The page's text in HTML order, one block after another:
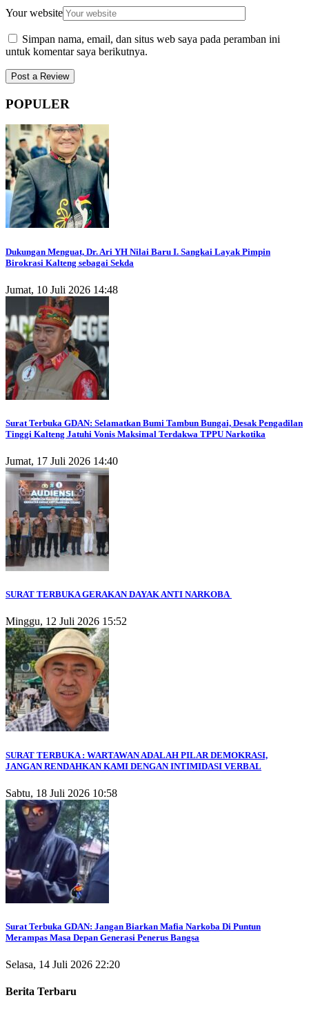
Your website
Simpan nama, email, dan situs web saya pada peramban ini
untuk komentar saya berikutnya.
POPULER
Dukungan Menguat, Dr. Ari YH Nilai Baru I. Sangkai Layak Pimpin
Birokrasi Kalteng sebagai Sekda
Jumat, 10 Juli 2026 14:48
Surat Terbuka GDAN: Selamatkan Bumi Tambun Bungai, Desak Pengadilan
Tinggi Kalteng Jatuhi Vonis Maksimal Terdakwa TPPU Narkotika
Jumat, 17 Juli 2026 14:40
SURAT TERBUKA GERAKAN DAYAK ANTI NARKOBA
Minggu, 12 Juli 2026 15:52
SURAT TERBUKA : WARTAWAN ADALAH PILAR DEMOKRASI,
JANGAN RENDAHKAN KAMI DENGAN INTIMIDASI VERBAL
Sabtu, 18 Juli 2026 10:58
Surat Terbuka GDAN: Jangan Biarkan Mafia Narkoba Di Puntun
Merampas Masa Depan Generasi Penerus Bangsa
Selasa, 14 Juli 2026 22:20
Berita Terbaru